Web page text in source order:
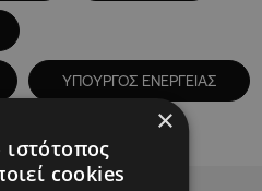
ΥΠΟΥΡΓΟΣ ΕΝΕΡΓΕΙΑΣ
×
cookies